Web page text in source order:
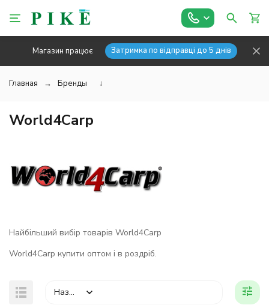
Магазин працює Затримка по відправці до 5 днів
Главная Бренды ↓
World4Carp
Найбільший вибір товарів World4Carp
World4Carp купити оптом і в роздріб.
Назва